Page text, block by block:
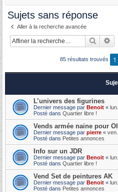
Sujets sans réponse
Aller à la recherche avancée
85 résultats trouvés 1
L’univers des figurines
Dernier message par Benoit «
Posté dans Quartier libre !
Vends armée naine pour
Dernier message par pierre «
Posté dans Petites annonces
Info sur un JDR
Dernier message par Benoit «
Posté dans Quartier libre !
Vend Set de peintures AK
Dernier message par Benoit «
Posté dans Petites annonces